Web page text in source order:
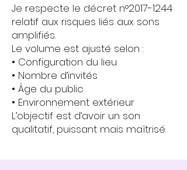
Je respecte le décret n°2017-1244
relatif aux risques liés aux sons
amplifiés.
Le volume est ajusté selon :
• Configuration du lieu
• Nombre d’invités
• Âge du public
• Environnement extérieur
L’objectif est d’avoir un son
qualitatif, puissant mais maîtrisé.